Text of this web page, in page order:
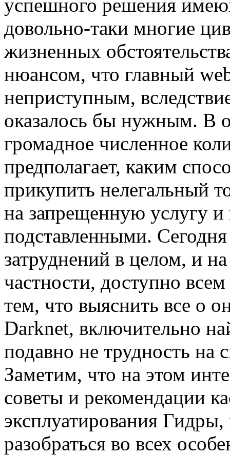
успешного решения
довольно-таки многие
жизненных
нюансом, что главный
неприступным,
оказалось бы нужным. В
громадное численное
предполагает, каким
прикупить нелегальный
на запрещенную услугу и
подставленными.
затруднений в целом, и
частности, доступно
тем, что выяснить все о
Darknet, включительно
подавно не трудность на
Заметим, что на этом
советы и рекомендации
эксплуатирования
разобраться во всех